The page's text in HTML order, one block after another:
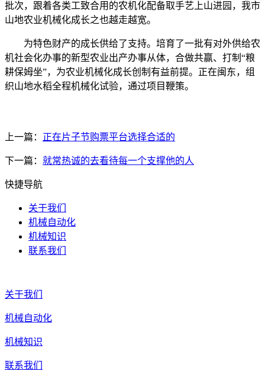
批次，跟着各类工致合用的农机化配备取手艺上山进园，我市
山地农业机械化成长之也越走越宽。
为特色财产的成长供给了支持。培育了一批有对外供给农
机社会化办事的新型农业出产办事从体，合做共赢、打制“粮
耕保姆坐”，为农业机械化成长创制有益前提。正在闽东，组
织山地水稻全程机械化试验，通过项目鞭策。
上一篇： 正在片子节购票平台选择合适的
下一篇： 就常热诚的去看待每一个支撑他的人
快捷导航
关于我们
机械自动化
机械知识
联系我们
关于我们
机械自动化
机械知识
联系我们